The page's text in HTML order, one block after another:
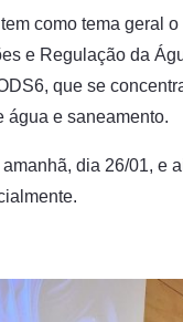
como tema geral
e Regulação da
que se
água e saneamento.
dia 26/01, e